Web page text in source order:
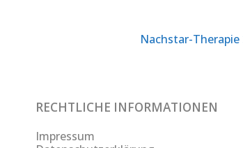
next
Nachstar-Therapie
RECHTLICHE INFORMATIONEN
Impressum